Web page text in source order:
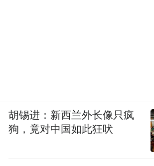
胡锡进：新西兰外长像只疯
狗，竟对中国如此狂吠